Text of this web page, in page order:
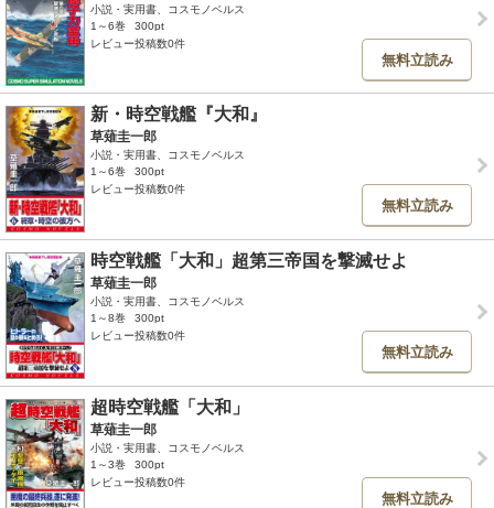
小説・実用書、コスモノベルス
1～6巻
300pt
レビュー投稿数0件
無料立読み
新・時空戦艦『大和』
草薙圭一郎
小説・実用書、コスモノベルス
1～6巻
300pt
レビュー投稿数0件
無料立読み
時空戦艦「大和」超第三帝国を撃滅せよ
草薙圭一郎
小説・実用書、コスモノベルス
1～8巻
300pt
レビュー投稿数0件
無料立読み
超時空戦艦「大和」
草薙圭一郎
小説・実用書、コスモノベルス
1～3巻
300pt
レビュー投稿数0件
無料立読み